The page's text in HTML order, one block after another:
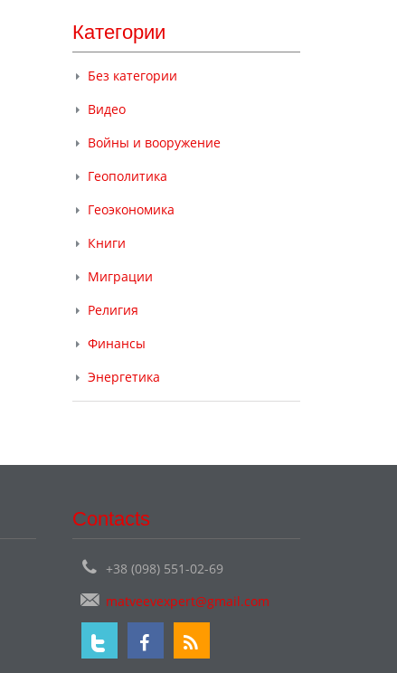
Категории
Без категории
Видео
Войны и вооружение
Геополитика
Геоэкономика
Книги
Миграции
Религия
Финансы
Энергетика
Contacts
+38 (098) 551-02-69
matveevexpert@gmail.com